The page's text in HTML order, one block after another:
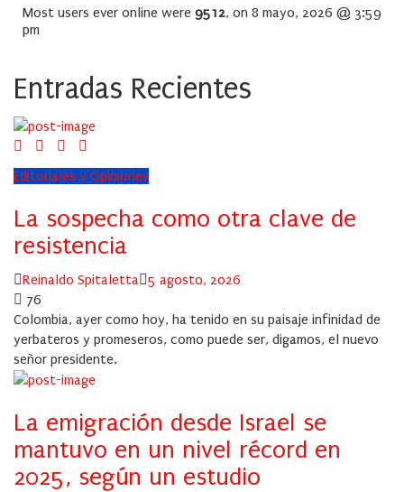
Most users ever online were 9512, on 8 mayo, 2026 @ 3:59
pm
Entradas Recientes
Editoriales y Opiniones
La sospecha como otra clave de
resistencia
Author
Reinaldo Spitaletta Posted
5 agosto, 2026
76
Colombia, ayer como hoy, ha tenido en su paisaje infinidad de
yerbateros y promeseros, como puede ser, digamos, el nuevo
señor presidente.
La emigración desde Israel se
mantuvo en un nivel récord en
2025, según un estudio